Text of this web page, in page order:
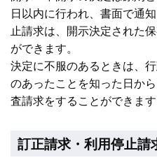
日以内に行われ、書面で通
止請求は、開示決定された
ができます。
決定に不服のあるときは、
のあったことを知った日か
査請求をすることができます
訂正請求・利用停止請